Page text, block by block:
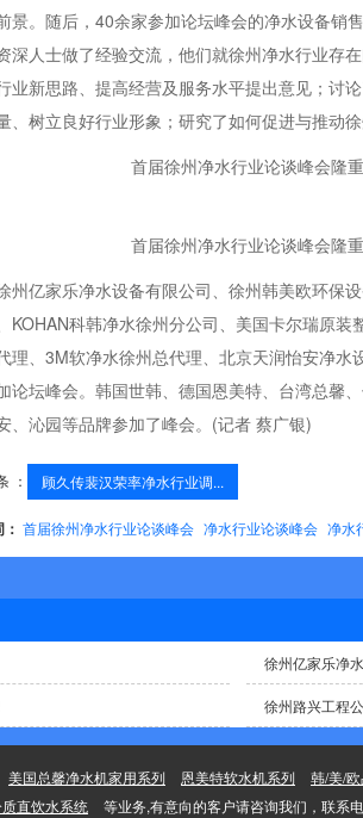
景。随后，40余家参加论坛峰会的净水设备销
深人士做了经验交流，他们就徐州净水行业存
业新思路、提高经营及服务水平提出意见；讨
、树立良好行业形象；研究了如何促进与推动
州亿家乐净水设备有限公司、徐州韩美欧环保
KOHAN科韩净水徐州分公司、美国卡尔瑞原装
理、3M软净水徐州总代理、北京天润怡安净
论坛峰会。韩国世韩、德国恩美特、台湾总馨
、沁园等品牌参加了峰会。(记者 蔡广银)
： 顾久传裴汉荣率净水行业调...
首届徐州净水行业论谈峰会 净水行业论谈峰会 净水
徐州路兴工程
美国总馨净水机家用系列 恩美特软水机系列 韩/美/
直饮水系统 等业务,有意向的客户请咨询我们，联系电